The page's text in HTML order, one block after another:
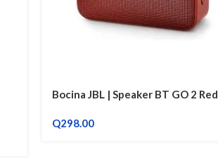
Bocina JBL | Speaker BT GO 2 Red
Q298.00